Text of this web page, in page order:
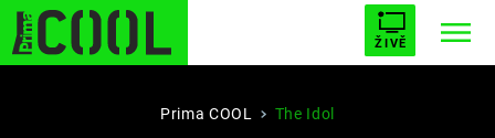
ŽIVĚ
STARHOUSE BUFFY, PŘEMOŽITELKA UPÍRŮ
Prima COOL The Idol